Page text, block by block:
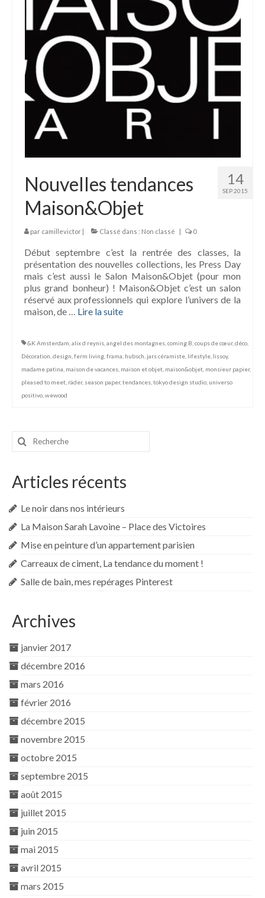
14
SEP 2015
Nouvelles tendances
Maison&Objet
par camillevictor | Classé dans : Non classé | 0
Début septembre c’est la rentrée des classes, la
présentation des nouvelles collections, les Press Day
mais c’est aussi le Salon Maison&Objet (pour mon
plus grand bonheur) ! Maison&Objet c’est un salon
réservé aux professionnels qui explore l’univers de la
maison, de … Lire la suite­­
&K Amsterdam alix d reynis angel des montagnes coming B coups de cœur, déco
Décoration design ferm living frama hubsch jars céramiste lifestyle lissoy,
madame patina maison de vacances maison et objet maison&objet monsieur papier,
pleased to meet räder, season paper, tendances tokyo design studio universo
positivo wewood
Rechercher
Articles récents
Le noir dans nos intérieurs
La Maison Sarah Lavoine – Place des Victoires
Mise en peinture d’un appartement parisien
Carreaux de ciment, La tendance du moment !
Salle de bain, mes repérages Pinterest
Archives
janvier 2017
décembre 2016
mars 2016
février 2016
décembre 2015
novembre 2015
octobre 2015
septembre 2015
août 2015
juillet 2015
juin 2015
mai 2015
avril 2015
mars 2015